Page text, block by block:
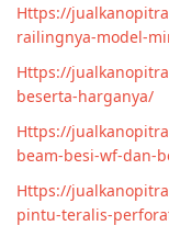
Https://
railingnya-model-
Https://
beserta-harganya/
Https://
beam-besi-wf-dan-
Https://
pintu-teralis-